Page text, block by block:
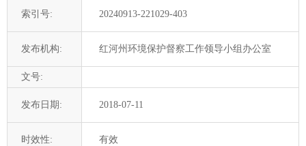
索引号: 20240913-221029-403
发布机构: 红河州环境保护督察工作领导小组办公室
文号:
发布日期: 2018-07-11
时效性: 有效